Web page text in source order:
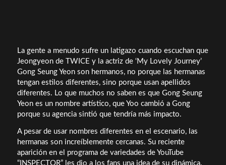
La gente a menudo sufre un latigazo cuando escuchan que
Jeongyeon de TWICE y la actriz de ‘My Lovely Journey’
Gong Seung Yeon son hermanos, no porque las hermanas
tengan estilos diferentes, sino porque usan apellidos
diferentes. Lo que muchos no saben es que Gong Seung
Yeon es un nombre artístico, que Yoo cambió a Gong
porque su agencia sintió que tendría más impacto.
A pesar de usar nombres diferentes en el escenario, las
hermanas son increíblemente cercanas. Su reciente
aparición en el programa de variedades de YouTube
“INSPECTOR” les dio a los fans una idea de su dinámica.